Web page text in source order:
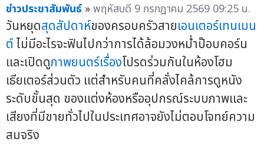
ข่าวประชาสัมพันธ์ »พฤหัสบดี 9 กรกฎาคม 2569 09:25 น.
วันหยุดสุดสัปดาห์ของครอบครัวสายเอนเตอร์เทนเมน
ต์ไม่มีอะไรจะฟินไปกว่าการได้ล้อมวงหม่ำป๊อบคอร์น
และเปิดดูภาพยนตร์เรื่องโปรดร่วมกันในห้องโฮม
เธียเตอร์ส่วนตัว แต่สำหรับคนที่คลั่งไคล้การดูหนัง
ระดับขั้นสุด ของแต่งห้องหรืออุปกรณ์ระบบภาพและ
เสียงที่มีขายทั่วไปในประเทศอาจยังไม่ตอบโจทย์ความ
สมจริง